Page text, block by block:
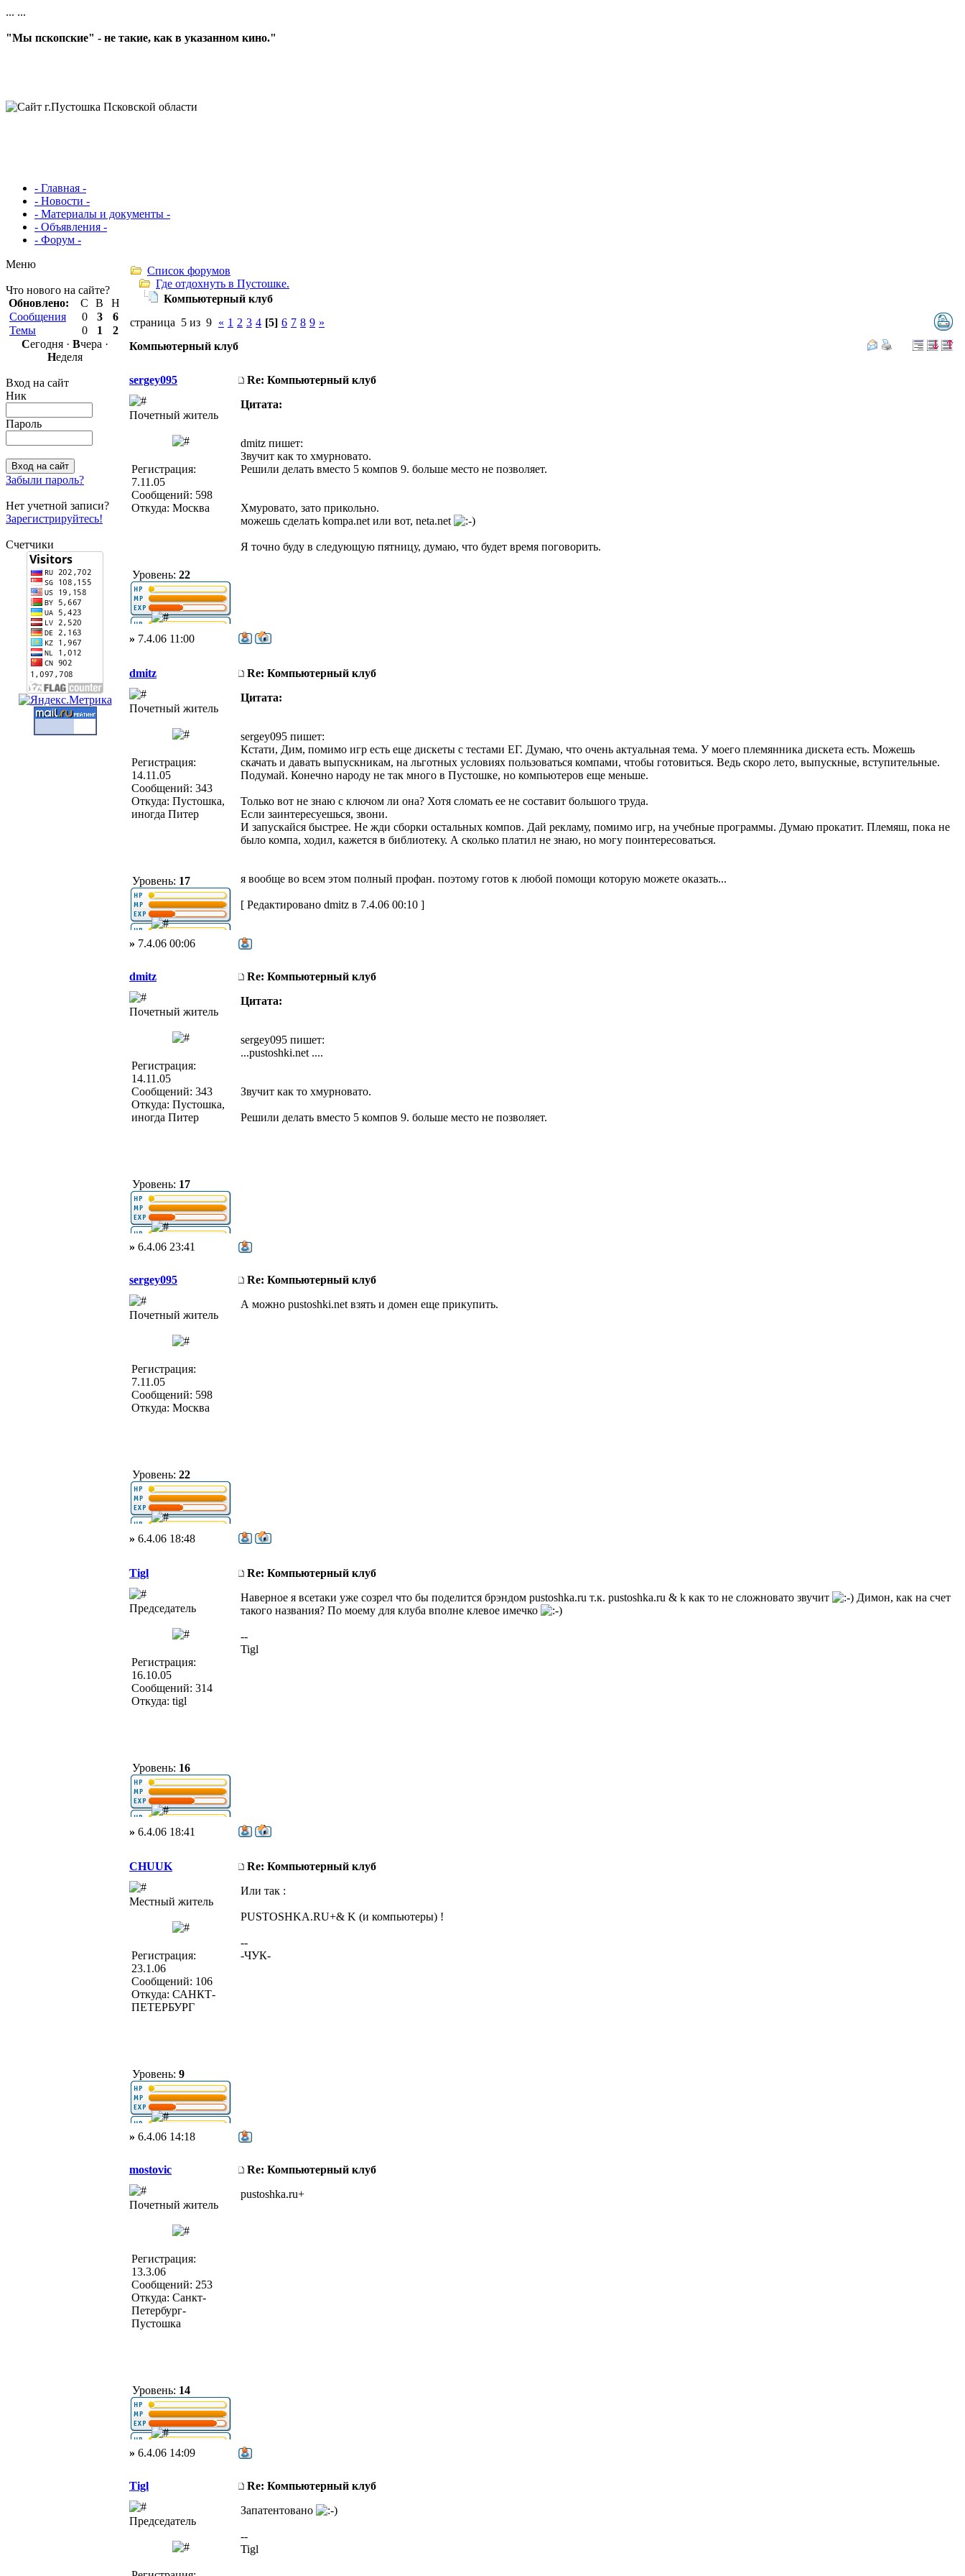
... ...
"Мы пскопские" - не такие, как в указанном кино."
- Главная -
- Новости -
- Материалы и документы -
- Объявления -
- Форум -
Меню
Что нового на сайте?
Обновлено:
С В
Н
Сообщения
0 3
6
Темы
0 1
2
Сегодня · Вчера ·
Неделя
Вход на сайт
Ник
Пароль
Забыли пароль?
Нет учетной записи?
Зарегистрируйтесь!
Счетчики
Список форумов
Где отдохнуть в Пустошке.
Компьютерный клуб
страница 5 из 9 « 1 2 3 4 [5] 6 7 8 9 »
Компьютерный клуб
sergey095 Re: Компьютерный клуб
Почетный житель
Регистрация:
7.11.05
Сообщений: 598
Откуда: Москва
Уровень: 22
Цитата:
dmitz пишет:
Звучит как то хмурновато.
Решили делать вместо 5 компов 9. больше место не позволяет.
Хмуровато, зато прикольно.
можешь сделать kompa.net или вот, neta.net
Я точно буду в следующую пятницу, думаю, что будет время поговорить.
» 7.4.06 11:00
dmitz Re: Компьютерный клуб
Почетный житель
Регистрация:
14.11.05
Сообщений: 343
Откуда: Пустошка,
иногда Питер
Уровень: 17
Цитата:
sergey095 пишет:
Кстати, Дим, помимо игр есть еще дискеты с тестами ЕГ. Думаю, что очень актуальная тема. У моего племянника дискета есть. Можешь
скачать и давать выпускникам, на льготных условиях пользоваться компами, чтобы готовиться. Ведь скоро лето, выпускные, вступительные.
Подумай. Конечно народу не так много в Пустошке, но компьютеров еще меньше.
Только вот не знаю с ключом ли она? Хотя сломать ее не составит большого труда.
Если заинтересуешься, звони.
И запускайся быстрее. Не жди сборки остальных компов. Дай рекламу, помимо игр, на учебные программы. Думаю прокатит. Племяш, пока не
было компа, ходил, кажется в библиотеку. А сколько платил не знаю, но могу поинтересоваться.
я вообще во всем этом полный профан. поэтому готов к любой помощи которую можете оказать...
[ Редактировано dmitz в 7.4.06 00:10 ]
» 7.4.06 00:06
dmitz Re: Компьютерный клуб
Почетный житель
Регистрация:
14.11.05
Сообщений: 343
Откуда: Пустошка,
иногда Питер
Уровень: 17
Цитата:
sergey095 пишет:
...pustoshki.net ....
Звучит как то хмурновато.
Решили делать вместо 5 компов 9. больше место не позволяет.
» 6.4.06 23:41
sergey095 Re: Компьютерный клуб
Почетный житель
Регистрация:
7.11.05
Сообщений: 598
Откуда: Москва
Уровень: 22
А можно pustoshki.net взять и домен еще прикупить.
» 6.4.06 18:48
Tigl Re: Компьютерный клуб
Председатель
Регистрация:
16.10.05
Сообщений: 314
Откуда: tigl
Уровень: 16
Наверное я всетаки уже созрел что бы поделится брэндом pustoshka.ru т.к. pustoshka.ru & k как то не сложновато звучит
Димон, как на счет
такого названия? По моему для клуба вполне клевое имечко
--
Tigl
» 6.4.06 18:41
CHUUK Re: Компьютерный клуб
Местный житель
Регистрация:
23.1.06
Сообщений: 106
Откуда: САНКТ-
ПЕТЕРБУРГ
Уровень: 9
Или так :
PUSTOSHKA.RU+& K (и компьютеры) !
--
-ЧУК-
» 6.4.06 14:18
mostovic Re: Компьютерный клуб
Почетный житель
Регистрация:
13.3.06
Сообщений: 253
Откуда: Санкт-
Петербург-
Пустошка
Уровень: 14
pustoshka.ru+
» 6.4.06 14:09
Tigl Re: Компьютерный клуб
Председатель
Запатентовано
--
Tigl